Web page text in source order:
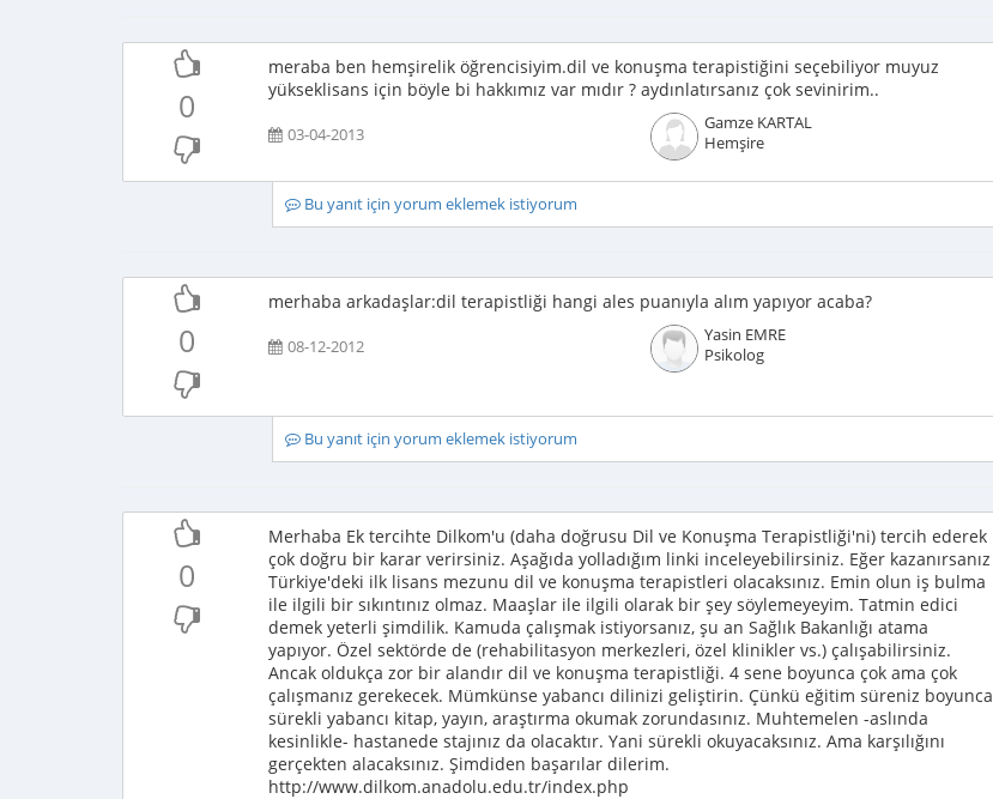
0
meraba ben hemşirelik öğrencisiyim.dil ve konuşma terapistiğini seçebiliyor muyuz
yükseklisans için böyle bi hakkımız var mıdır ? aydınlatırsanız çok sevinirim..
03-04-2013
Gamze KARTAL
Hemşire
Bu yanıt için yorum eklemek istiyorum
0
merhaba arkadaşlar:dil terapistliği hangi ales puanıyla alım yapıyor acaba?
08-12-2012
Yasin EMRE
Psikolog
Bu yanıt için yorum eklemek istiyorum
0
Merhaba Ek tercihte Dilkom'u (daha doğrusu Dil ve Konuşma Terapistliği'ni) tercih ederek
çok doğru bir karar verirsiniz. Aşağıda yolladığım linki inceleyebilirsiniz. Eğer kazanırsanız
Türkiye'deki ilk lisans mezunu dil ve konuşma terapistleri olacaksınız. Emin olun iş bulma
ile ilgili bir sıkıntınız olmaz. Maaşlar ile ilgili olarak bir şey söylemeyeyim. Tatmin edici
demek yeterli şimdilik. Kamuda çalışmak istiyorsanız, şu an Sağlık Bakanlığı atama
yapıyor. Özel sektörde de (rehabilitasyon merkezleri, özel klinikler vs.) çalışabilirsiniz.
Ancak oldukça zor bir alandır dil ve konuşma terapistliği. 4 sene boyunca çok ama çok
çalışmanız gerekecek. Mümkünse yabancı dilinizi geliştirin. Çünkü eğitim süreniz boyunca
sürekli yabancı kitap, yayın, araştırma okumak zorundasınız. Muhtemelen -aslında
kesinlikle- hastanede stajınız da olacaktır. Yani sürekli okuyacaksınız. Ama karşılığını
gerçekten alacaksınız. Şimdiden başarılar dilerim.
http://www.dilkom.anadolu.edu.tr/index.php